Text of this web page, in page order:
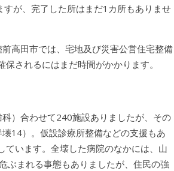
が、完了した所はまだ1カ所もありませ
高田市では、宅地及び災害公営住宅整備
されるにはまだ時間がかかります。
）合わせて240施設ありましたが、その
14）。仮設診療所整備などの支援もあ
います。全壊した病院のなかには、山
ぶまれる事態もありましたが、住民の強